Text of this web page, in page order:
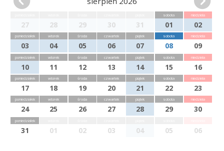
27 28 29 30 31
sobota
01
niedziela
02
poniedziałek
03
wtorek
04
środa
05
czwartek
06
piątek
07
sobota
08
niedziela
09
poniedziałek
10
wtorek
11
środa
12
czwartek
13
piątek
14
sobota
15
niedziela
16
poniedziałek
17
wtorek
18
środa
19
czwartek
20
piątek
21
sobota
22
niedziela
23
poniedziałek
24
wtorek
25
środa
26
czwartek
27
piątek
28
sobota
29
niedziela
30
poniedziałek
31 01 02 03 04 05 06